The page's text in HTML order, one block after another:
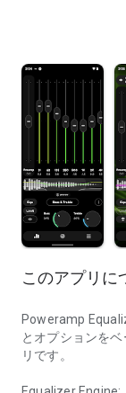
このアプリに
Poweramp
とオプションを
リです。